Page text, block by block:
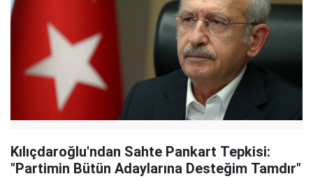
Kılıçdaroğlu'ndan Sahte Pankart Tepkisi:
"Partimin Bütün Adaylarına Desteğim Tamdır"